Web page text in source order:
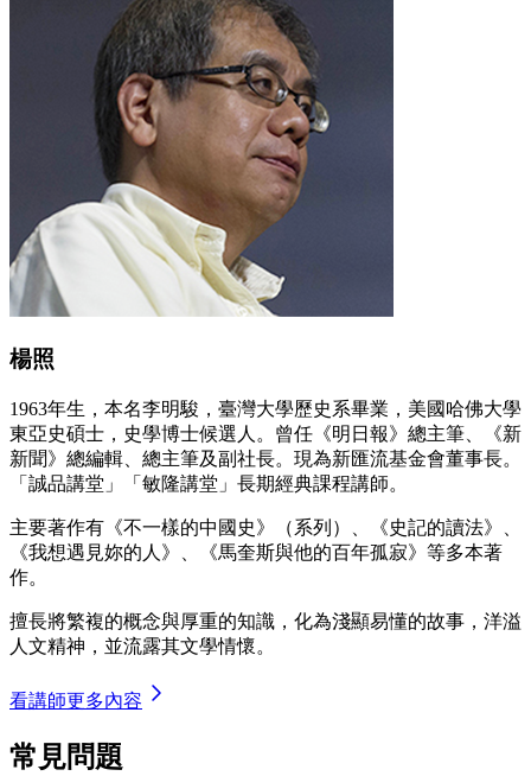
楊照
1963年生，本名李明駿，臺灣大學歷史系畢業，美國哈佛大學
東亞史碩士，史學博士候選人。曾任《明日報》總主筆、《新
新聞》總編輯、總主筆及副社長。現為新匯流基金會董事長。
「誠品講堂」「敏隆講堂」長期經典課程講師。
主要著作有《不一樣的中國史》（系列）、《史記的讀法》、
《我想遇見妳的人》、《馬奎斯與他的百年孤寂》等多本著
作。
擅長將繁複的概念與厚重的知識，化為淺顯易懂的故事，洋溢
人文精神，並流露其文學情懷。
看講師更多內容
常見問題